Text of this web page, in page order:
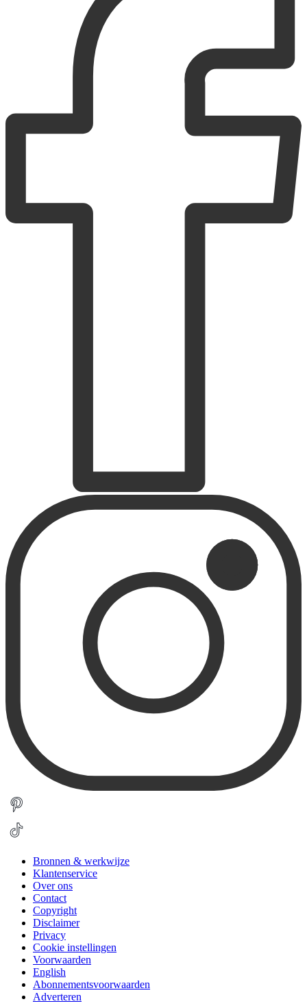
Bronnen & werkwijze
Klantenservice
Over ons
Contact
Copyright
Disclaimer
Privacy
Cookie instellingen
Voorwaarden
English
Abonnementsvoorwaarden
Adverteren